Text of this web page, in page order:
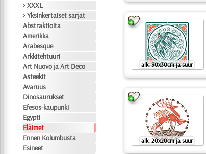
> XXXL
> Yksinkertaiset sarjat
Abstraktioita
Amerikka
Arabesque
Arkkitehtuuri
Art Nuovo ja Art Deco
Asteekit
Avaruus
Dinosaurukset
Efesos-kaupunki
Egypti
Eläimet
Ennen Kolumbusta
Esineet
alk. 30x30cm ja suur
alk. 20x20cm ja suur